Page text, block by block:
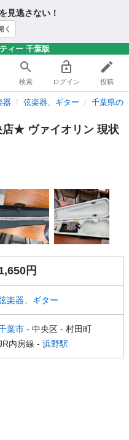
見逃さない！
く
ィー 千葉版
検索 ログイン 投稿
器 弦楽器、ギター 千葉県の
★ ヴァイオリン 現状
円
楽器、ギター
葉市 - 中央区 - 村田町
内房線 - 浜野駅